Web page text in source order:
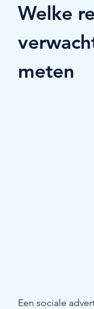
Welke
meten
Een sociale